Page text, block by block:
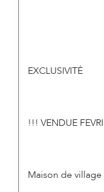
EXCLUSIVITÉ
!!! VENDUE
Maison de village